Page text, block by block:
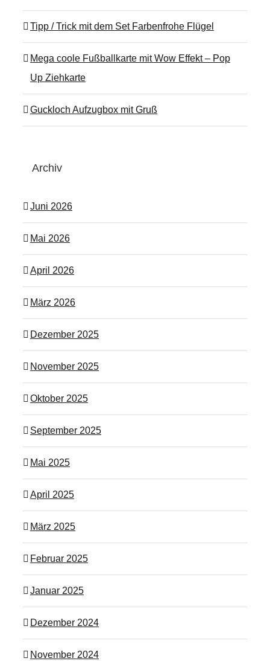
Tipp / Trick mit dem Set Farbenfrohe Flügel
Mega coole Fußballkarte mit Wow Effekt – Pop
Up Ziehkarte
Guckloch Aufzugbox mit Gruß
Archiv
Juni 2026
Mai 2026
April 2026
März 2026
Dezember 2025
November 2025
Oktober 2025
September 2025
Mai 2025
April 2025
März 2025
Februar 2025
Januar 2025
Dezember 2024
November 2024